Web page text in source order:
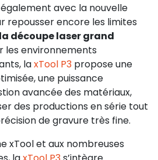
avec la nouvelle
repousser encore les limites
découpe laser grand
les environnements
laxTool P3 propose une
une puissance
avancée des matériaux,
des productions en série tout
de gravure très fine.
xTool et aux nombreuses